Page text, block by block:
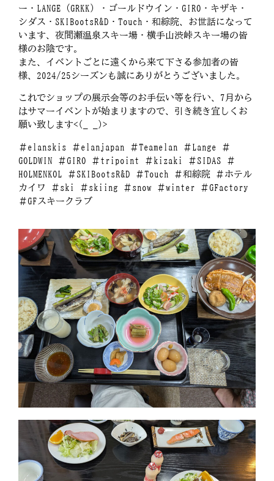
ー・LANGE（GRKK）・ゴールドウイン・GIRO・キザキ・
シダス・SKIBootsR&D・Touch・和綜院、お世話になって
います、夜間瀬温泉スキー場・横手山渋峠スキー場の皆
様のお陰です。
また、イベントごとに遠くから来て下さる参加者の皆
様、2024/25シーズンも誠にありがとうございました。
これでショップの展示会等のお手伝い等を行い、7月から
はサマーイベントが始まりますので、引き続き宜しくお
願い致します<(_ _)>
＃elanskis ＃elanjapan ＃Teamelan ＃Lange ＃
GOLDWIN ＃GIRO ＃tripoint ＃kizaki ＃SIDAS ＃
HOLMENKOL ＃SKIBootsR&D ＃Touch ＃和綜院 ＃ホテル
カイワ ＃ski ＃skiing ＃snow ＃winter ＃GFactory
＃GFスキークラブ